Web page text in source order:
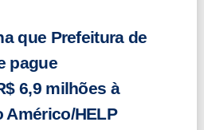
que Prefeitura de
pague
6,9 milhões à
Américo/HELP